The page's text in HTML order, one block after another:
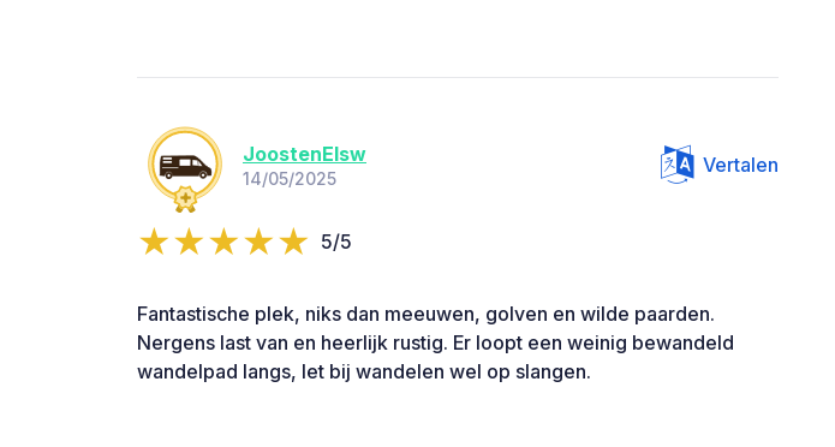
JoostenElsw
14/05/2025
Vertalen
5/5
Fantastische plek, niks dan meeuwen, golven en wilde paarden.
Nergens last van en heerlijk rustig. Er loopt een weinig bewandeld
wandelpad langs, let bij wandelen wel op slangen.